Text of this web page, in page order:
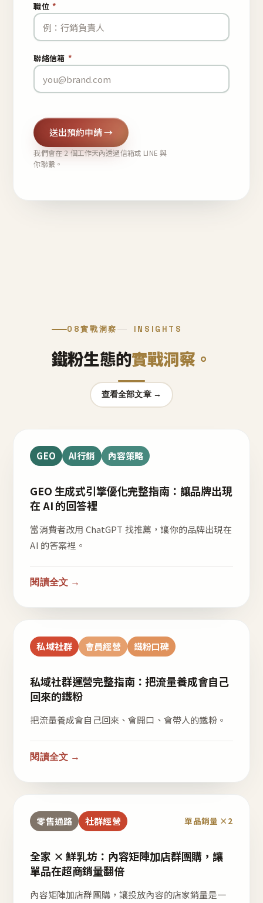
職位 *
聯絡信箱 *
送出預約申請 →
我們會在 2 個工作天內透過信箱或 LINE 與
你聯繫。
08實戰洞察 INSIGHTS
鐵粉生態的實戰洞察。
查看全部文章 →
GEO AI行銷 內容策略
GEO 生成式引擎優化完整指南：讓品牌出現
在 AI 的回答裡
當消費者改用 ChatGPT 找推薦，讓你的品牌出現在
AI 的答案裡。
閱讀全文 →
私域社群 會員經營 鐵粉口碑
私域社群運營完整指南：把流量養成會自己
回來的鐵粉
把流量養成會自己回來、會開口、會帶人的鐵粉。
閱讀全文 →
零售通路 社群經營 單品銷量 ×2
全家 × 鮮乳坊：內容矩陣加店群團購，讓
單品在超商銷量翻倍
內容矩陣加店群團購，讓投放內容的店家銷量是一